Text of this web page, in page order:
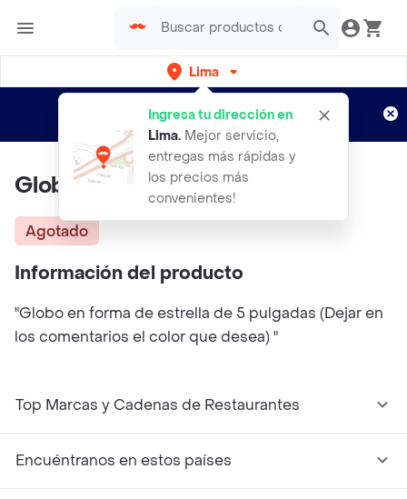
Lima
Ingresa tu dirección en
Lima. Mejor servicio,
entregas más rápidas y
los precios más
convenientes!
envíos gratis por semanas
Aplican TyC
Globo En Estrella #5 (pequeño)
Agotado
Información del producto
"Globo en forma de estrella de 5 pulgadas (Dejar en
los comentarios el color que desea) "
Top Marcas y Cadenas de Restaurantes
Encuéntranos en estos países